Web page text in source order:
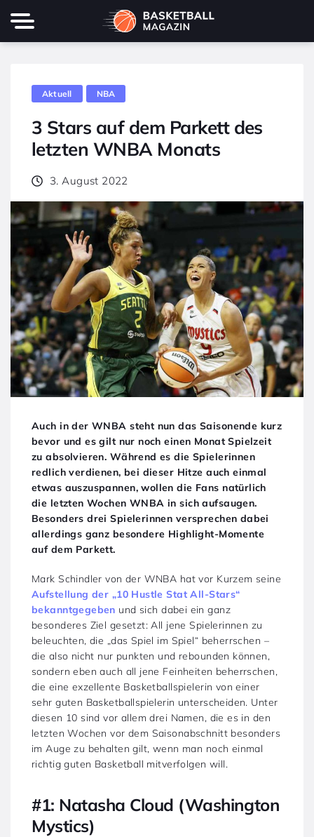
Aktuell NBA
3 Stars auf dem Parkett des
letzten WNBA Monats
3. August 2022
Auch in der WNBA steht nun das Saisonende kurz
bevor und es gilt nur noch einen Monat Spielzeit
zu absolvieren. Während es die Spielerinnen
redlich verdienen, bei dieser Hitze auch einmal
etwas auszuspannen, wollen die Fans natürlich
die letzten Wochen WNBA in sich aufsaugen.
Besonders drei Spielerinnen versprechen dabei
allerdings ganz besondere Highlight-Momente
auf dem Parkett.
Mark Schindler von der WNBA hat vor Kurzem seine
Aufstellung der „10 Hustle Stat All-Stars“
bekanntgegeben und sich dabei ein ganz
besonderes Ziel gesetzt: All jene Spielerinnen zu
beleuchten, die „das Spiel im Spiel“ beherrschen –
die also nicht nur punkten und rebounden können,
sondern eben auch all jene Feinheiten beherrschen,
die eine exzellente Basketballspielerin von einer
sehr guten Basketballspielerin unterscheiden. Unter
diesen 10 sind vor allem drei Namen, die es in den
letzten Wochen vor dem Saisonabschnitt besonders
im Auge zu behalten gilt, wenn man noch einmal
richtig guten Basketball mitverfolgen will.
#1: Natasha Cloud (Washington
Mystics)